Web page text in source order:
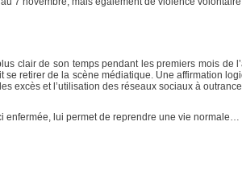
clair de son temps pendant les premiers mois
retirer de la scène médiatique. Une affirmation
excès et l’utilisation des réseaux sociaux à
lui permet de reprendre une vie